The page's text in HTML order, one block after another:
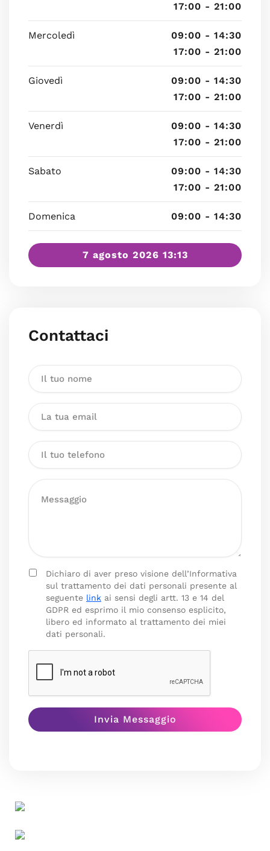
17:00 - 21:00
Mercoledì
09:00 - 14:30
17:00 - 21:00
Giovedì
09:00 - 14:30
17:00 - 21:00
Venerdì
09:00 - 14:30
17:00 - 21:00
Sabato
09:00 - 14:30
17:00 - 21:00
Domenica 09:00 - 14:30
7 agosto 2026 13:13
Contattaci
Dichiaro di aver preso visione dell’Informativa
sul trattamento dei dati personali presente al
seguente link ai sensi degli artt. 13 e 14 del
GDPR ed esprimo il mio consenso esplicito,
libero ed informato al trattamento dei miei
dati personali.